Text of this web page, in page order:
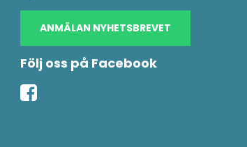
ANMÄLAN NYHETSBREVET
Följ oss på Facebook